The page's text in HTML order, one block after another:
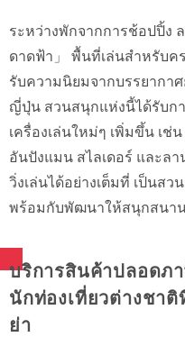
ระหว่างพักจากการช้อปปิ้ง
ดาดฟ้า」 พื้นที่เล่นสำหรับ
รับความนิยมจากบรรยากา
ญี่ปุ่น สวนสนุกแห่งนี้ได้รับก
เครื่องเล่นใหม่ๆ เพิ่มขึ้น เช่
อันปังแมน สไลเดอร์ และล
วิ่งเล่นได้อย่างเต็มที่ เป็นส
พร้อมกับพัฒนาให้สนุกสนา
บริการสินค้าปลอดภ
นักท่องเที่ยวต่างชา
ย่า